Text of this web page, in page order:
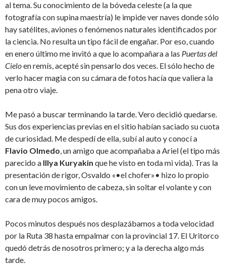
al tema. Su conocimiento de la bóveda celeste (a la que
fotografía con supina maestría) le impide ver naves donde sólo
hay satélites, aviones o fenómenos naturales identificados por
la ciencia. No resulta un tipo fácil de engañar. Por eso, cuando
en enero último me invitó a que lo acompañara a las Puertas del
Cieloen remís, acepté sin pensarlo dos veces. El sólo hecho de
verlo hacer magia con su cámara de fotos hacía que valiera la
pena otro viaje.
Me pasó a buscar terminando la tarde. Vero decidió quedarse.
Sus dos experiencias previas en el sitio habían saciado su cuota
de curiosidad. Me despedí de ella, subí al auto y conocí a
Flavio Olmedo, un amigo que acompañaba a Ariel (el tipo más
parecido a Illya Kuryakin que he visto en toda mi vida). Tras la
presentación de rigor, Osvaldo «•el chofer»• hizo lo propio
con un leve movimiento de cabeza, sin soltar el volante y con
cara de muy pocos amigos.
Pocos minutos después nos desplazábamos a toda velocidad
por la Ruta 38 hasta empalmar con la provincial 17. El Uritorco
quedó detrás de nosotros primero; y a la derecha algo más
tarde.